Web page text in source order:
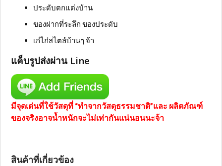
ประดับตกแต่งบ้าน
ของฝากที่ระลึก ของประดับ
เก๋ไก๋สไตล์บ้านๆ จ้า
แค็บรูปส่งผ่าน Line
มีจุดเด่นที่ใช้วัสดุที่ “ทำจากวัสดุธรรมชาติ”และ ผลิตภัณฑ์
ของจริงอาจน้ำหนักจะไม่เท่ากันแน่นอนนะจ้า
สินค้าที่เกี่ยวข้อง